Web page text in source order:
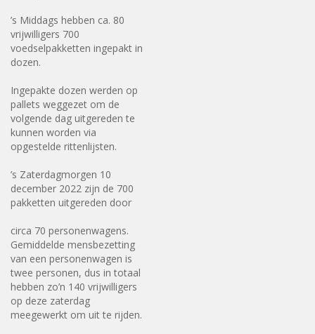
’s Middags hebben ca. 80
vrijwilligers 700
voedselpakketten ingepakt in
dozen.
Ingepakte dozen werden op
pallets weggezet om de
volgende dag uitgereden te
kunnen worden via
opgestelde rittenlijsten.
’s Zaterdagmorgen 10
december 2022 zijn de 700
pakketten uitgereden door
circa 70 personenwagens.
Gemiddelde mensbezetting
van een personenwagen is
twee personen, dus in totaal
hebben zo’n 140 vrijwilligers
op deze zaterdag
meegewerkt om uit te rijden.